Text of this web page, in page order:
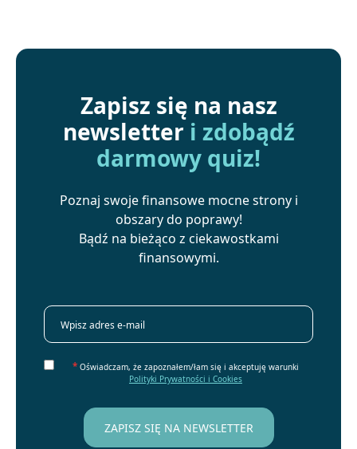
Zapisz się na nasz
newsletter i zdobądź
darmowy quiz!
Poznaj swoje finansowe mocne strony i
obszary do poprawy!
Bądź na bieżąco z ciekawostkami
finansowymi.
* Oświadczam, że zapoznałem/łam się i akceptuję warunki
Polityki Prywatności i Cookies